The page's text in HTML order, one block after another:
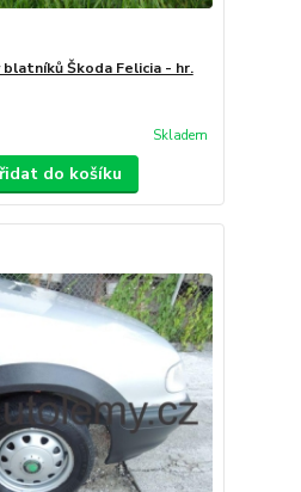
Škoda Felicia - hr.
Skladem
do košíku